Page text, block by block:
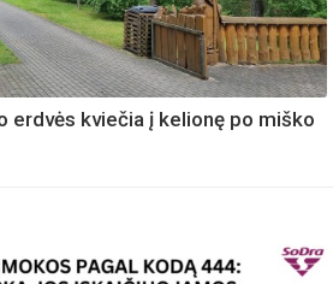
erdvės kviečia į kelionę po miško